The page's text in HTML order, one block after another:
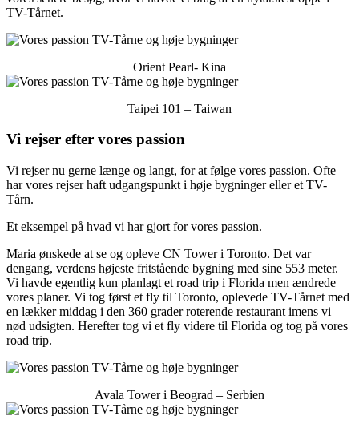
TV-Tårnet.
Orient Pearl- Kina
Taipei 101 – Taiwan
Vi rejser efter vores passion
Vi rejser nu gerne længe og langt, for at følge vores passion. Ofte
har vores rejser haft udgangspunkt i høje bygninger eller et TV-
Tårn.
Et eksempel på hvad vi har gjort for vores passion.
Maria ønskede at se og opleve CN Tower i Toronto. Det var
dengang, verdens højeste fritstående bygning med sine 553 meter.
Vi havde egentlig kun planlagt et road trip i Florida men ændrede
vores planer. Vi tog først et fly til Toronto, oplevede TV-Tårnet med
en lækker middag i den 360 grader roterende restaurant imens vi
nød udsigten. Herefter tog vi et fly videre til Florida og tog på vores
road trip.
Avala Tower i Beograd – Serbien